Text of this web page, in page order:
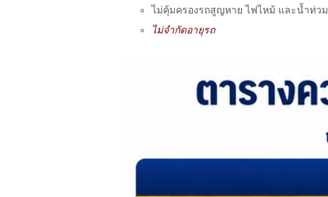
ไม่คุ้มครองรถสูญหาย ไฟไหม้ และน้ำท่วม
ไม่จำกัดอายุรถ